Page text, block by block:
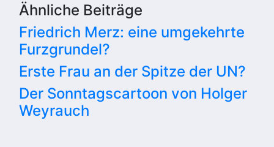
Ähnliche Beiträge
Friedrich Merz: eine umgekehrte
Furzgrundel?
Erste Frau an der Spitze der UN?
Der Sonntagscartoon von Holger
Weyrauch